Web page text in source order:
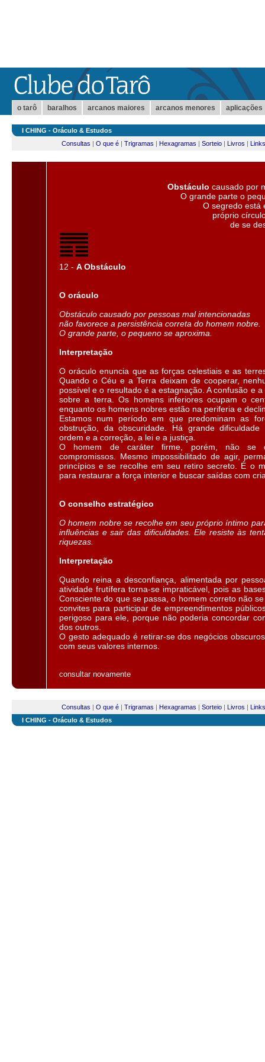
o tarô baralhos arcanos maiores arcanos menores aplicações
I CHING - Oráculo & Estudos
Consultas | O que é| Trigramas | Hexagramas | Sorteio| Livros |
Obstáculo causado por
O grande parte o
O segredo está
próprio
de se
12 - A Obstáculo
O oráculo
Obstáculo causado por pessoas mal intencionadas
não favorece a persistência correta do homem nobre.
O grande parte, o pequeno se aproxima.
Interpretação
O oráculo enuncia que as forças celestiais e as
Quando o Céu e a Terra deixam de cooperar,
possível e o resultado é a estagnação. A confusão e
sobre a terra. Os homens inferiores ocupam o
enquanto os homens nobres estão na periferia e
Estamos num período em que predominam as
obstrução, da obscuridade. Há grande
ordem e a correção, a lei e a justiça.
O homem de caráter firme, porém, não se
compromissos. Mesmo impossibilitado de agir,
princípios e se recolhe em seu retiro secreto. É o
para restaurar a força interior e buscar saídas com
O conselho estratégico
O homem nobre se recolhe em seu próprio íntimo
influências e sair das dificuldades. Ele resiste às
riquezas.
Interpretação
Quando reina a desconfiança, alimentada por
atividade frutífera torna-se impraticável, pois as
Consciente do que se passa, o homem correto não
convites para participar de empreendimentos
perigoso para ele, porque não poderia concordar
dos outros.
O gesto adequado é retirar-se dos negócios
com seus valores internos.
consultar novamente
Consultas | O que é| Trigramas | Hexagramas | Sorteio| Livros |
I CHING - Oráculo & Estudos